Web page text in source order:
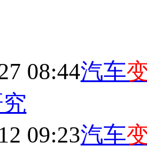
08:44汽车
09:23汽车